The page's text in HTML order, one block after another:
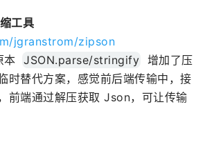
工具
jgranstrom/zipson
本 JSON.parse/stringify 增加了压
时替代方案，感觉前后端传输中，接
前端通过解压获取 Json，可让传输